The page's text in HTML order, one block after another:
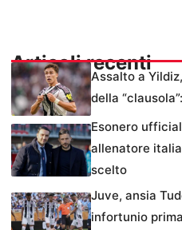
Articoli recenti
Assalto a
della
Esonero
allenatore
scelto
Juve, ansia
infortunio